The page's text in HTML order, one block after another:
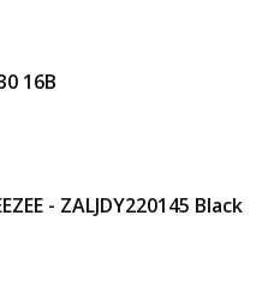
16B
- ZALJDY220145 Black